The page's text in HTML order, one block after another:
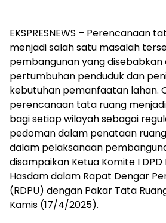
EKSPRESNEWS – Perencanaan
menjadi salah satu masalah
pembangunan yang
pertumbuhan penduduk dan
kebutuhan pemanfaatan lahan.
perencanaan tata ruang
bagi setiap wilayah sebagai
pedoman dalam penataan
dalam pelaksanaan
disampaikan Ketua Komite I DPD
Hasdam dalam Rapat Dengar
(RDPU) dengan Pakar Tata
Kamis (17/4/2025).